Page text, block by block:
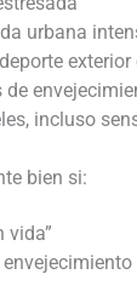
urbana
de
incluso
bien si:
vida”